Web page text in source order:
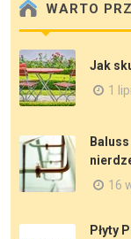
WARTO
Jak
1
16
Płyty